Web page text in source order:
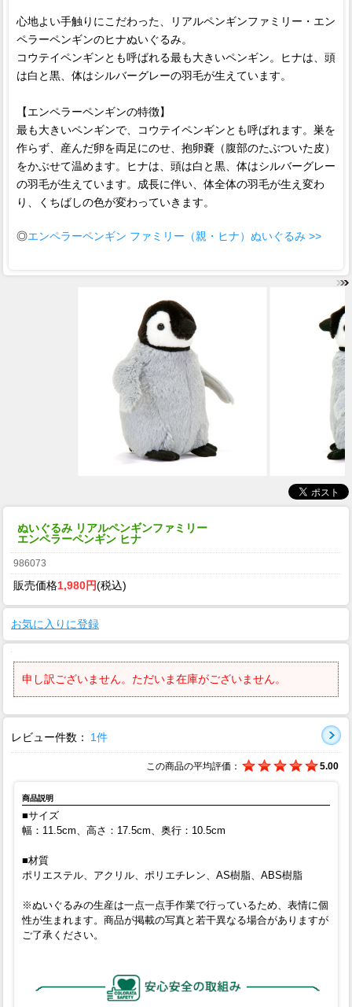
心地よい手触りにこだわった、リアルペンギンファミリー・エン
ペラーペンギンのヒナぬいぐるみ。
コウテイペンギンとも呼ばれる最も大きいペンギン。ヒナは、頭
は白と黒、体はシルバーグレーの羽毛が生えています。
【エンペラーペンギンの特徴】
最も大きいペンギンで、コウテイペンギンとも呼ばれます。巣を
作らず、産んだ卵を両足にのせ、抱卵嚢（腹部のたぶついた皮）
をかぶせて温めます。ヒナは、頭は白と黒、体はシルバーグレー
の羽毛が生えています。成長に伴い、体全体の羽毛が生え変わ
り、くちばしの色が変わっていきます。
◎エンペラーペンギン ファミリー（親・ヒナ）ぬいぐるみ >>
ぬいぐるみ リアルペンギンファミリー
エンペラーペンギン ヒナ
986073
販売価格1,980円(税込)
お気に入りに登録
申し訳ございません。ただいま在庫がございません。
レビュー件数： 1件
この商品の平均評価： 5.00
商品説明
■サイズ
幅：11.5cm、高さ：17.5cm、奥行：10.5cm
■材質
ポリエステル、アクリル、ポリエチレン、AS樹脂、ABS樹脂
※ぬいぐるみの生産は一点一点手作業で行っているため、表情に個
性が生まれます。商品が掲載の写真と若干異なる場合がありますが
ご了承ください。